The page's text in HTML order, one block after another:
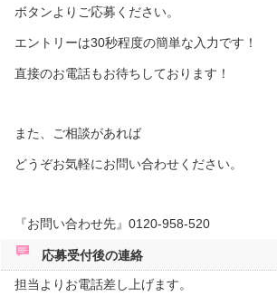
ボタンよりご応募ください。
エントリーは30秒程度の簡単な入力です！
直接のお電話もお待ちしております！
また、ご相談があれば
どうぞお気軽にお問い合わせください。
『お問い合わせ先』0120-958-520
応募受付後の連絡
担当よりお電話差し上げます。